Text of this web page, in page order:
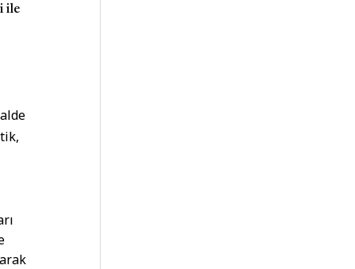
ile